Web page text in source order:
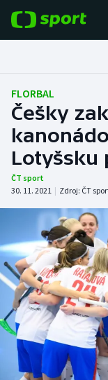
Fotbal
Hokej
Tenis
Atletika
Cyklistika
DALŠÍ SPORTY
Americký fotbal
Baseball a softbal
Basketbal
NEPŘEHLÉDNĚTE
Soutěže
Historické
FLORBAL
Češky
Lotyšsku
ČT sport
30. 11. 2021 | Zdroj: ČT